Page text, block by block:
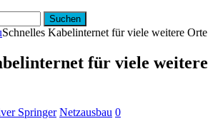
Schnelles Kabelinternet für viele weitere Orte
für viele weitere
Springer Netzausbau 0